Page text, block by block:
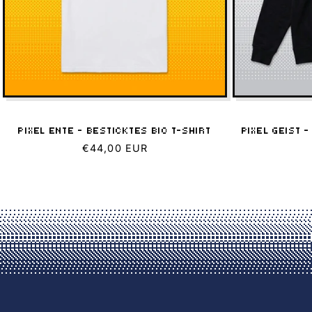
E
:
PIXEL ENTE – BESTICKTES BIO T-SHIRT
Normaler
€44,00 EUR
PIXEL GEIST